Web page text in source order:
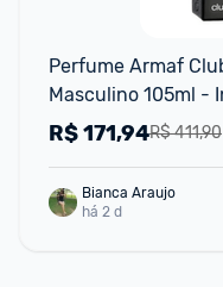
Perfume Armaf
Masculino 105ml -
R$ 411,90
R$171,94
Bianca Araujo
há 2 d